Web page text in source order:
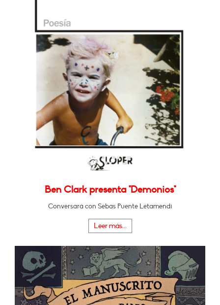
Ben Clark presenta "Demonios"
Conversará con Sebas Puente Letamendi
Leer más...